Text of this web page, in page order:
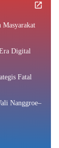
Masyarakat
Digital
Fatal
Nanggroe–